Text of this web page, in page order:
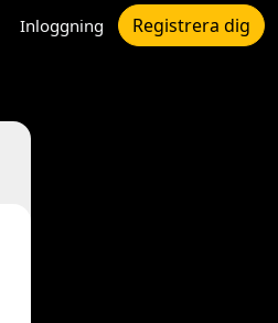
Inloggning Registrera dig